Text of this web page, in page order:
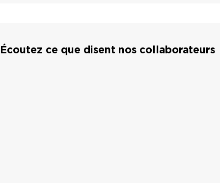
Écoutez ce que disent nos collaborateurs